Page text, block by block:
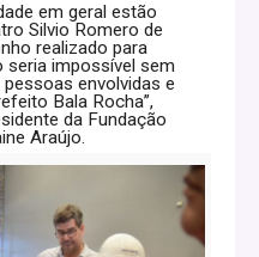
em geral estão
Silvio Romero de
realizado para
impossível sem
envolvidas e
Bala Rocha”,
da Fundação
Araújo.